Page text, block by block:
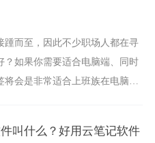
踵而至，因此不少职场人都在寻
如果你需要适合电脑端、同时
会是非常适合上班族在电脑上
叫什么？好用云笔记软件